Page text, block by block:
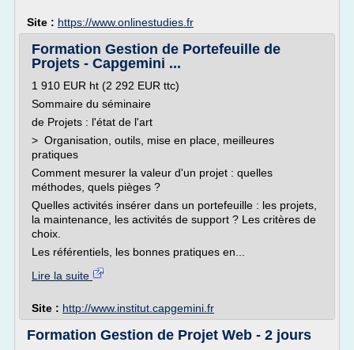
Site : https://www.onlinestudies.fr
Formation Gestion de Portefeuille de
Projets - Capgemini ...
1 910 EUR ht (2 292 EUR ttc)
Sommaire du séminaire
de Projets : l'état de l'art
> Organisation, outils, mise en place, meilleures
pratiques
Comment mesurer la valeur d'un projet : quelles
méthodes, quels pièges ?
Quelles activités insérer dans un portefeuille : les projets,
la maintenance, les activités de support ? Les critères de
choix.
Les référentiels, les bonnes pratiques en...
Lire la suite
Site : http://www.institut.capgemini.fr
Formation Gestion de Projet Web - 2 jours